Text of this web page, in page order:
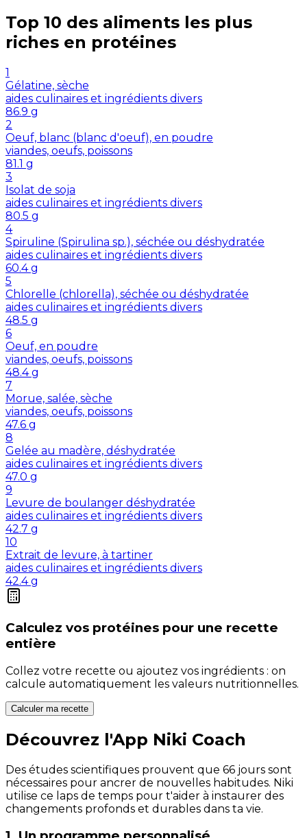
Top 10 des aliments les plus
riches en protéines
1
Gélatine, sèche
aides culinaires et ingrédients divers
86.9 g
2
Oeuf, blanc (blanc d'oeuf), en poudre
viandes, oeufs, poissons
81.1 g
3
Isolat de soja
aides culinaires et ingrédients divers
80.5 g
4
Spiruline (Spirulina sp.), séchée ou déshydratée
aides culinaires et ingrédients divers
60.4 g
5
Chlorelle (chlorella), séchée ou déshydratée
aides culinaires et ingrédients divers
48.5 g
6
Oeuf, en poudre
viandes, oeufs, poissons
48.4 g
7
Morue, salée, sèche
viandes, oeufs, poissons
47.6 g
8
Gelée au madère, déshydratée
aides culinaires et ingrédients divers
47.0 g
9
Levure de boulanger déshydratée
aides culinaires et ingrédients divers
42.7 g
10
Extrait de levure, à tartiner
aides culinaires et ingrédients divers
42.4 g
Calculez vos protéines pour une recette
entière
Collez votre recette ou ajoutez vos ingrédients : on
calcule automatiquement les valeurs nutritionnelles.
Calculer ma recette
Découvrez l'App Niki Coach
Des études scientifiques prouvent que 66 jours sont
nécessaires pour ancrer de nouvelles habitudes. Niki
utilise ce laps de temps pour t'aider à instaurer des
changements profonds et durables dans ta vie.